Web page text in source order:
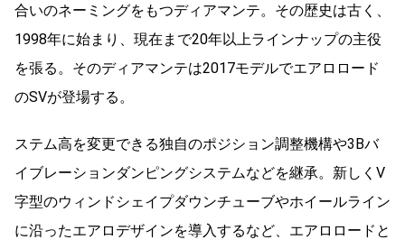
合いのネーミングをもつディアマンテ。その歴史は古く、
1998年に始まり、現在まで20年以上ラインナップの主役
を張る。そのディアマンテは2017モデルでエアロロード
のSVが登場する。
ステム高を変更できる独自のポジション調整機構や3Bバ
イブレーションダンピングシステムなどを継承。新しくV
字型のウィンドシェイプダウンチューブやホイールライン
に沿ったエアロデザインを導入するなど、エアロロードと